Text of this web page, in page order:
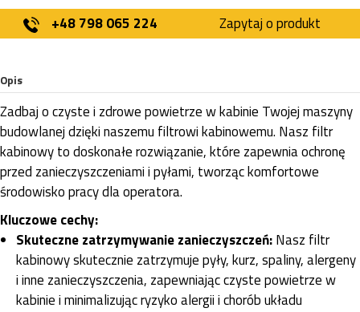
+48 798 065 224
Zapytaj o produkt
Opis
Zadbaj o czyste i zdrowe powietrze w kabinie Twojej maszyny
budowlanej dzięki naszemu filtrowi kabinowemu. Nasz filtr
kabinowy to doskonałe rozwiązanie, które zapewnia ochronę
przed zanieczyszczeniami i pyłami, tworząc komfortowe
środowisko pracy dla operatora.
Kluczowe cechy:
Skuteczne zatrzymywanie zanieczyszczeń:Nasz filtr
kabinowy skutecznie zatrzymuje pyły, kurz, spaliny, alergeny
i inne zanieczyszczenia, zapewniając czyste powietrze w
kabinie i minimalizując ryzyko alergii i chorób układu